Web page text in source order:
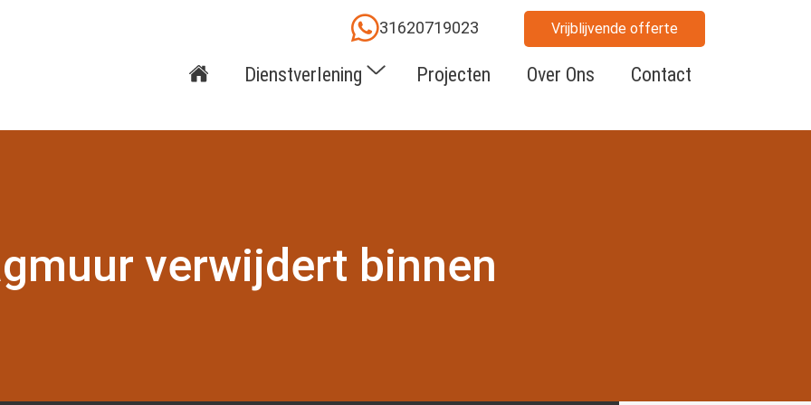
31620719023 Vrijblijvende offerte
Dienstverlening Projecten Over Ons Contact
verwijdert binnen